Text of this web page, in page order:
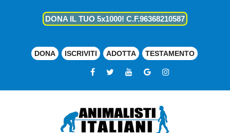
DONA IL TUO 5x1000! C.F.96368210587
DONA ISCRIVITI ADOTTA TESTAMENTO